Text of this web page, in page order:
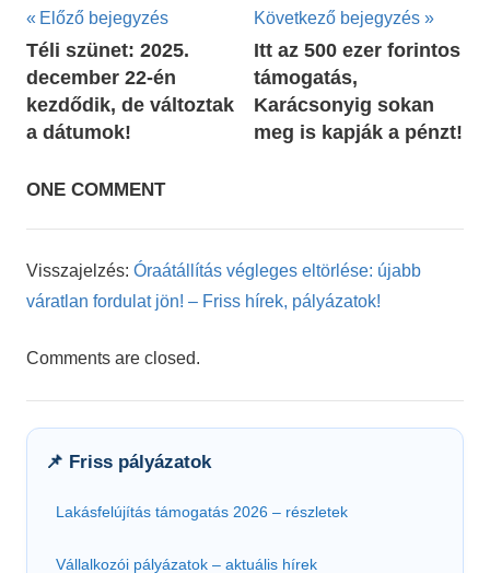
Bejegyzés
navigáció
Előző bejegyzés
Téli szünet: 2025.
december 22-én
kezdődik, de változtak
a dátumok!
Következő bejegyzés
Itt az 500 ezer forintos
támogatás,
Karácsonyig sokan
meg is kapják a pénzt!
ONE COMMENT
Visszajelzés: Óraátállítás végleges eltörlése: újabb
váratlan fordulat jön! – Friss hírek, pályázatok!
Comments are closed.
📌 Friss pályázatok
Lakásfelújítás támogatás 2026 – részletek
Vállalkozói pályázatok – aktuális hírek